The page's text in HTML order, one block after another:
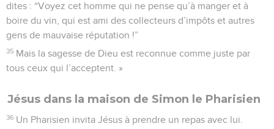
dites : “Voyez cet homme qui ne pense qu’à manger et à
boire du vin, qui est ami des collecteurs d’impôts et autres
gens de mauvaise réputation !”
35 Mais la sagesse de Dieu est reconnue comme juste par
tous ceux qui l’acceptent. »
Jésus dans la maison de Simon le Pharisien
36 Un Pharisien invita Jésus à prendre un repas avec lui.